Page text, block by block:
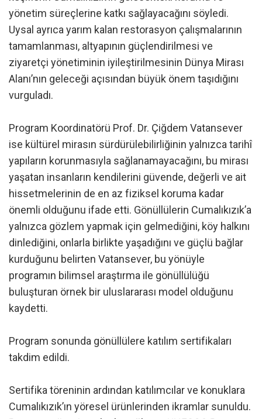
yönetim süreçlerine katkı sağlayacağını söyledi.
Uysal ayrıca yarım kalan restorasyon çalışmalarının
tamamlanması, altyapının güçlendirilmesi ve
ziyaretçi yönetiminin iyileştirilmesinin Dünya Mirası
Alanı’nın geleceği açısından büyük önem taşıdığını
vurguladı.
Program Koordinatörü Prof. Dr. Çiğdem Vatansever
ise kültürel mirasın sürdürülebilirliğinin yalnızca tarihî
yapıların korunmasıyla sağlanamayacağını, bu mirası
yaşatan insanların kendilerini güvende, değerli ve ait
hissetmelerinin de en az fiziksel koruma kadar
önemli olduğunu ifade etti. Gönüllülerin Cumalıkızık’a
yalnızca gözlem yapmak için gelmediğini, köy halkını
dinlediğini, onlarla birlikte yaşadığını ve güçlü bağlar
kurduğunu belirten Vatansever, bu yönüyle
programın bilimsel araştırma ile gönüllülüğü
buluşturan örnek bir uluslararası model olduğunu
kaydetti.
Program sonunda gönüllülere katılım sertifikaları
takdim edildi.
Sertifika töreninin ardından katılımcılar ve konuklara
Cumalıkızık’ın yöresel ürünlerinden ikramlar sunuldu.